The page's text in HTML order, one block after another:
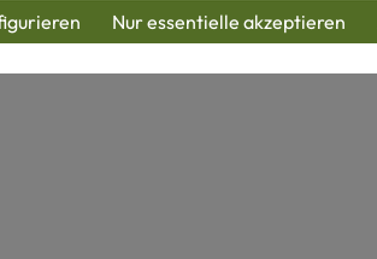
Nur essentielle akzeptieren